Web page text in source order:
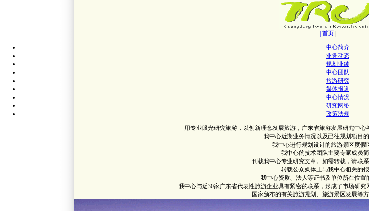
| 首页
中心简介
业务动态
规划业绩
中心团队
旅游研究
媒体报道
中心情况
研究网络
政策法规
用专业眼光研究旅游，以创新理念发展旅游，广东省旅游发展研究中心
我中心近期业务情况以及已往规划项目
我中心进行规划设计的旅游景区度假
我中心的技术团队主要专家成员
刊载我中心专业研究文章。如需转载，请联
转载公众媒体上与我中心相关的
我中心资质、法人等证书及单位所在位置
我中心与近30家广东省代表性旅游企业具有紧密的联系，形成了市场研
国家颁布的有关旅游规划、旅游景区发展等